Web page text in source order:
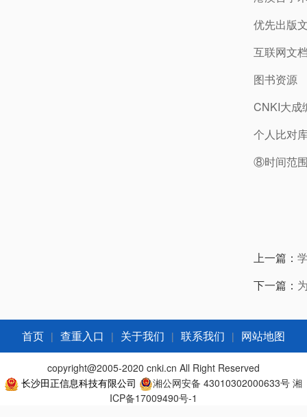
优先出版
互联网文
图书资源
CNKI大成
个人比对
⑧时间范
上一篇：
下一篇：
首页 | 查重入口 | 关于我们 | 联系我们 | 网站地图
copyright@2005-2020 cnki.cn All Right Reserved
长沙田正信息科技有限公司
湘公网安备 43010302000633号 湘
ICP备17009490号-1